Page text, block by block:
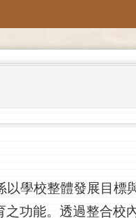
以學校整體發展目標
之功能。透過整合校